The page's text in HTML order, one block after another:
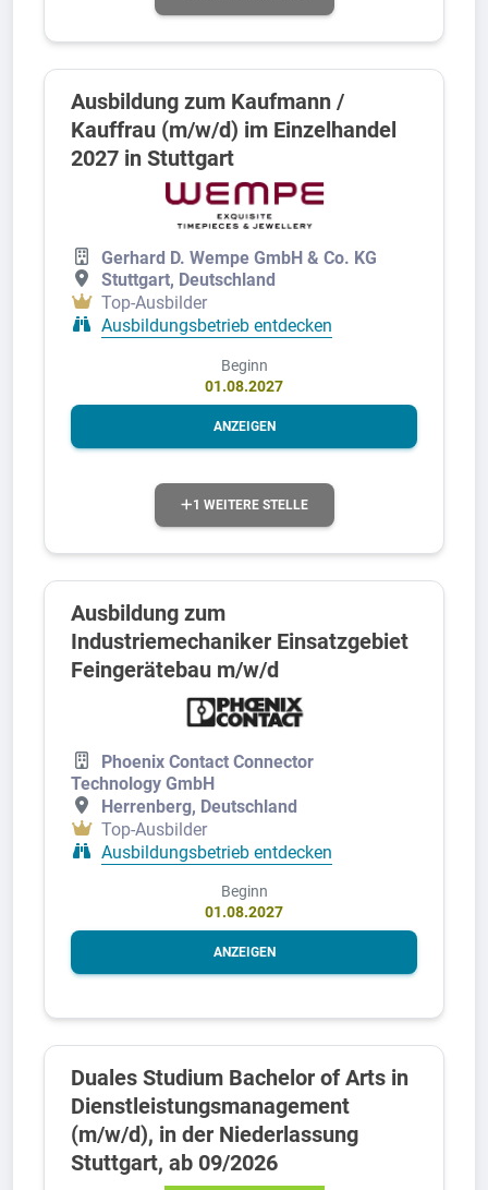
Ausbildung zum Kaufmann /
Kauffrau (m/w/d) im Einzelhandel
2027 in Stuttgart
Gerhard D. Wempe GmbH & Co. KG
Stuttgart, Deutschland
Top-Ausbilder
Ausbildungsbetrieb entdecken
Beginn
01.08.2027
ANZEIGEN
1 WEITERE STELLE
Ausbildung zum
Industriemechaniker Einsatzgebiet
Feingerätebau m/w/d
Phoenix Contact Connector
Technology GmbH
Herrenberg, Deutschland
Top-Ausbilder
Ausbildungsbetrieb entdecken
Beginn
01.08.2027
ANZEIGEN
Duales Studium Bachelor of Arts in
Dienstleistungsmanagement
(m/w/d), in der Niederlassung
Stuttgart, ab 09/2026